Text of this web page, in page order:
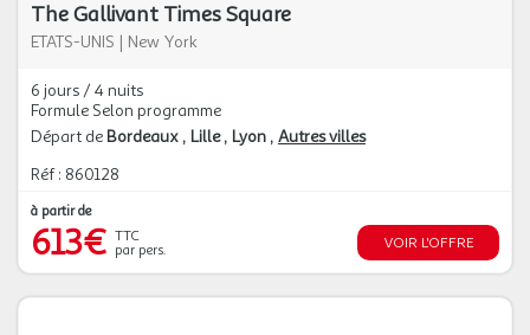
The Gallivant Times Square
ETATS-UNIS | New York
6 jours / 4 nuits
Formule Selon programme
Départ de Bordeaux Lille Lyon Autres villes
Réf : 860128
à partir de
613€ TTC
par pers.
VOIR L'OFFRE